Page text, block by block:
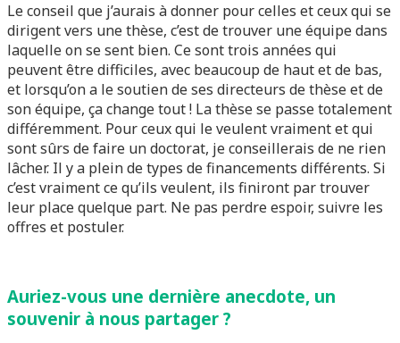
Le conseil que j’aurais à donner pour celles et ceux qui se
dirigent vers une thèse, c’est de trouver une équipe dans
laquelle on se sent bien. Ce sont trois années qui
peuvent être difficiles, avec beaucoup de haut et de bas,
et lorsqu’on a le soutien de ses directeurs de thèse et de
son équipe, ça change tout ! La thèse se passe totalement
différemment. Pour ceux qui le veulent vraiment et qui
sont sûrs de faire un doctorat, je conseillerais de ne rien
lâcher. Il y a plein de types de financements différents. Si
c’est vraiment ce qu’ils veulent, ils finiront par trouver
leur place quelque part. Ne pas perdre espoir, suivre les
offres et postuler.
Auriez-vous une dernière anecdote, un
souvenir à nous partager ?